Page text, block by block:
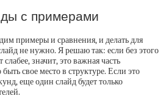
с примерами
примеры и сравнения, и делать для
не нужно. Я решаю так: если без этого
значит, это важная часть
свое место в структуре. Если это
еще один слайд будет только